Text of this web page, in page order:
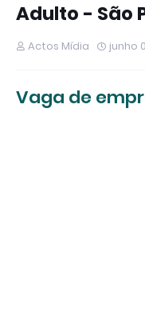
Adulto - São
Actos Mídia junho
Vaga de